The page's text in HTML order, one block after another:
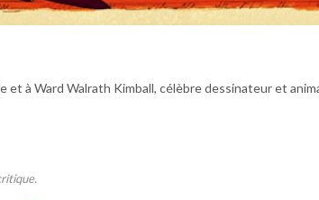
et à Ward Walrath Kimball, célèbre dessinateur et